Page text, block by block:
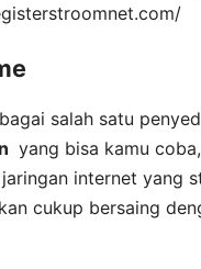
salah satu
yang bisa kamu
internet yang
cukup bersaing